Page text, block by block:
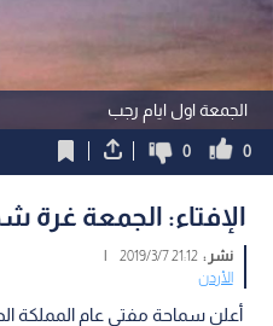
الجمعة اول ايام رجب
0
0
الإفتاء: الجمعة غرة
نشر :21:12 2019/3/7
|
الأردن
أعلن سماحة مفتي عام المملكة